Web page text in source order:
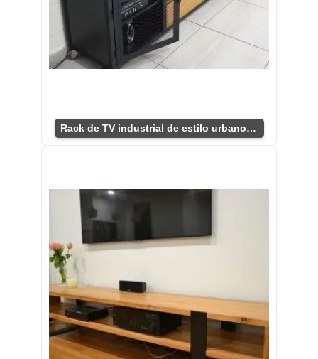
Rack de TV industrial de estilo urbano funcional